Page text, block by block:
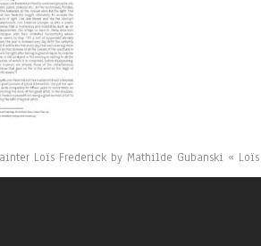
Loïs Frederick by Mathilde Gubanski «